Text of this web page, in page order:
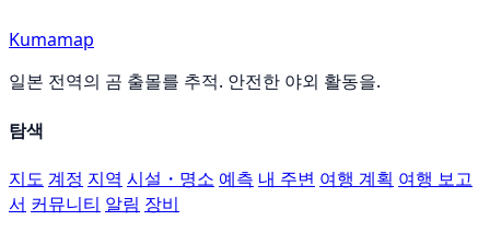
Kumamap
일본 전역의 곰 출몰를 추적. 안전한 야외 활동을.
탐색
지도 계정 지역 시설・명소 예측 내 주변 여행 계획 여행 보고
서 커뮤니티 알림 장비